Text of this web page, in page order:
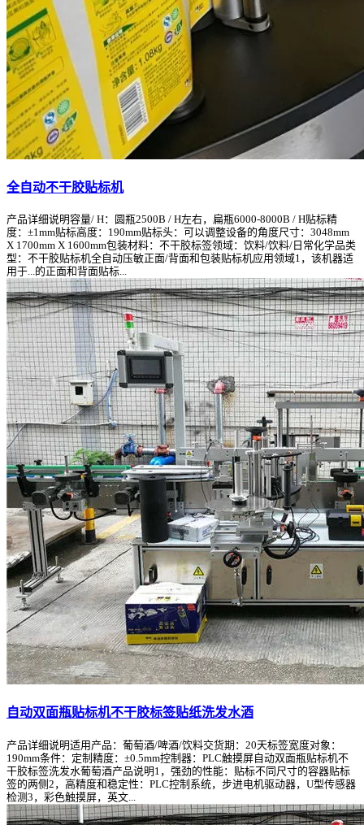
全自动不干胶贴标机
产品详细说明容量/ H：圆瓶2500B / H左右，扁瓶6000-8000B / H贴标精
度：±1mm贴标高度：190mm贴标头：可以调整设备的角度尺寸：3048mm
X 1700mm X 1600mm包装材料：不干胶标签领域：饮料/饮料/日常化学品类
型：不干胶贴标机全自动压敏正面/背面和包装贴标机应用领域1，该机器适
用于...的正面和背面贴标...
自动双面瓶贴标机不干胶标签贴纸洗发水酒
产品详细说明适用产品：葡萄酒/啤酒/饮料交货期：20天标签宽度对象：
190mm条件：定制精度：±0.5mm控制器：PLC触摸屏自动双面瓶贴标机不
干胶标签洗发水葡萄酒产品说明1，强劲的性能：贴标不同尺寸的容器贴标
签的两侧2，高精度和稳定性：PLC控制系统，步进电机驱动器，U型传感器
检测3，彩色触摸屏，英文...